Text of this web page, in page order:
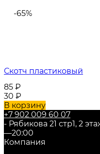
-65%
Скотч пластиковый
85 ₽
30 ₽
В корзину
+7 902 009 60 07
- Рябикова 21 стр1, 2
—20:00
Компания